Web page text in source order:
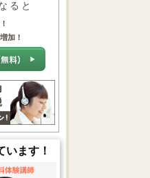
ると
加！
ます！